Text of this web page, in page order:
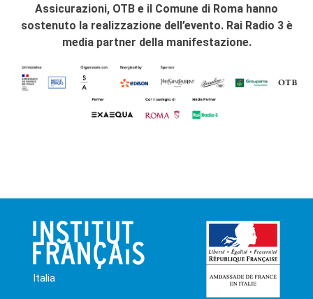
Assicurazioni, OTB e il Comune di Roma hanno
sostenuto la realizzazione dell’evento. Rai Radio 3 è
media partner della manifestazione.
Italia